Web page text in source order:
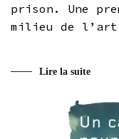
prison. Une
milieu de
Lire la suite